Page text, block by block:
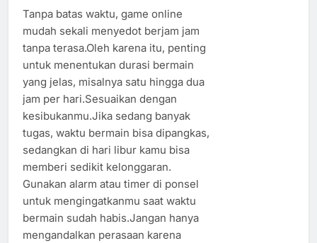
Tanpa batas waktu, game online
mudah sekali menyedot berjam jam
tanpa terasa.Oleh karena itu, penting
untuk menentukan durasi bermain
yang jelas, misalnya satu hingga dua
jam per hari.Sesuaikan dengan
kesibukanmu.Jika sedang banyak
tugas, waktu bermain bisa dipangkas,
sedangkan di hari libur kamu bisa
memberi sedikit kelonggaran.
Gunakan alarm atau timer di ponsel
untuk mengingatkanmu saat waktu
bermain sudah habis.Jangan hanya
mengandalkan perasaan karena